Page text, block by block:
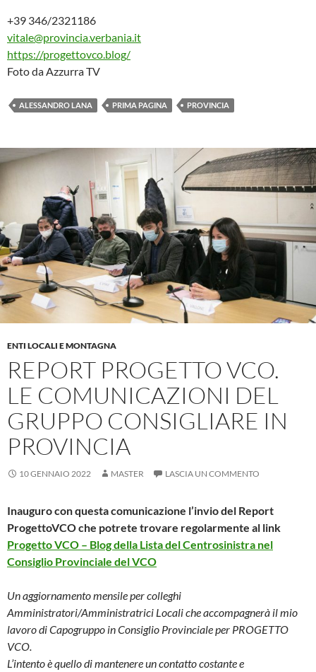
+39 346/2321186
vitale@provincia.verbania.it
https://progettovco.blog/
Foto da Azzurra TV
ALESSANDRO LANA PRIMA PAGINA PROVINCIA
ENTI LOCALI E MONTAGNA
REPORT PROGETTO VCO.
LE COMUNICAZIONI DEL
GRUPPO CONSIGLIARE IN
PROVINCIA
10 GENNAIO 2022 MASTER LASCIA UN COMMENTO
Inauguro con questa comunicazione l’invio del Report
ProgettoVCO che potrete trovare regolarmente al link
Progetto VCO – Blog della Lista del Centrosinistra nel
Consiglio Provinciale del VCO
Un aggiornamento mensile per colleghi
Amministratori/Amministratrici Locali che accompagnerà il mio
lavoro di Capogruppo in Consiglio Provinciale per PROGETTO
VCO.
L’intento è quello di mantenere un contatto costante e